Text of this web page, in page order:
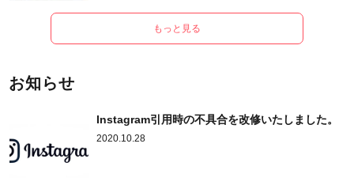
もっと見る
お知らせ
Instagram引用時の不具合を改修いたしました。
2020.10.28